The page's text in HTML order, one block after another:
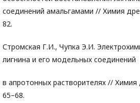
соединений амальгамами // Химия
82.
Стромская Г.И., Чупка Э.И.
лигнина и его модельных соединений
в апротонных растворителях //
65–68.